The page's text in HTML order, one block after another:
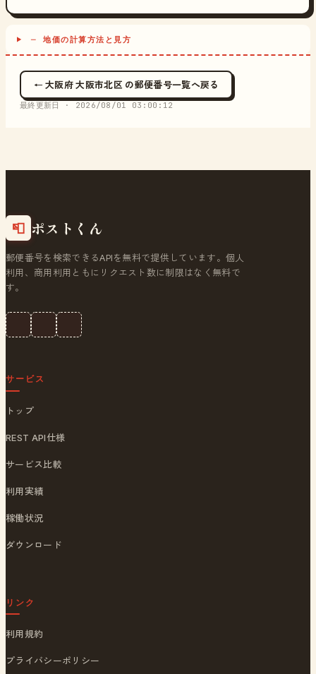
─ 地価の計算方法と見方
← 大阪府 大阪市北区 の郵便番号一覧へ戻る
最終更新日 · 2026/08/01 03:00:12
📮 ポストくん
郵便番号を検索できるAPIを無料で提供しています。個人
利用、商用利用ともにリクエスト数に制限はなく無料で
す。
サービス
トップ
REST API仕様
サービス比較
利用実績
稼働状況
ダウンロード
リンク
利用規約
プライバシーポリシー